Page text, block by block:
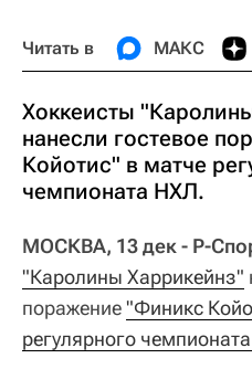
Читать в МАКС
Хоккеисты
нанесли гостевое
Койотис" в матче
чемпионата НХЛ.
МОСКВА, 13 дек - Р-
"Каролины Харрикейнз"
поражение"Финикс
регулярного